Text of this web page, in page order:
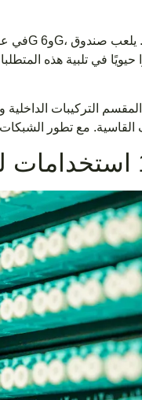
حيويًا في تلبية هذه
التركيبات الداخلية